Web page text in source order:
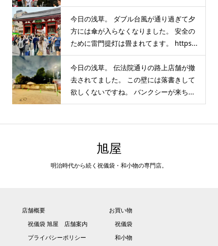
今日の浅草。 ダブル台風が通り過ぎて夕
方には傘が入らなくなりました。 安全の
ために雷門提灯は畳まれてます。 https...
今日の浅草。 伝法院通りの路上店舗が撤
去されてました。 この壁には落書きして
欲しくないですね。 バンクシーが来ち...
旭屋
明治時代から続く祝儀袋・和小物の専門店。
店舗概要
祝儀袋 旭屋 店舗案内
プライバシーポリシー
お買い物
祝儀袋
和小物